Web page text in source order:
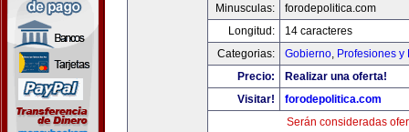
Minusculas:
forodepolitica.com
Longitud:
14 caracteres
Categorias:
Gobierno, Profesiones y
Precio:
Realizar una oferta!
Visitar!
forodepolitica.com
Serán consideradas